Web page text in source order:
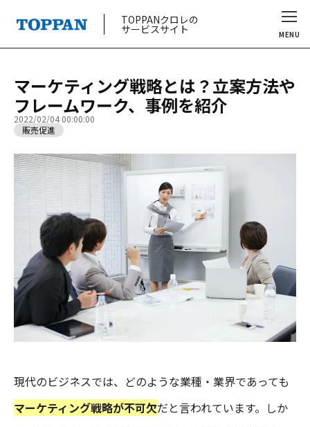
TOPPANクロレの
サービスサイト MENU
マーケティング戦略とは？立案方法や
フレームワーク、事例を紹介
2022/02/04 00:00:00
販売促進
現代のビジネスでは、どのような業種・業界であっても
マーケティング戦略が不可欠だと言われています。しか